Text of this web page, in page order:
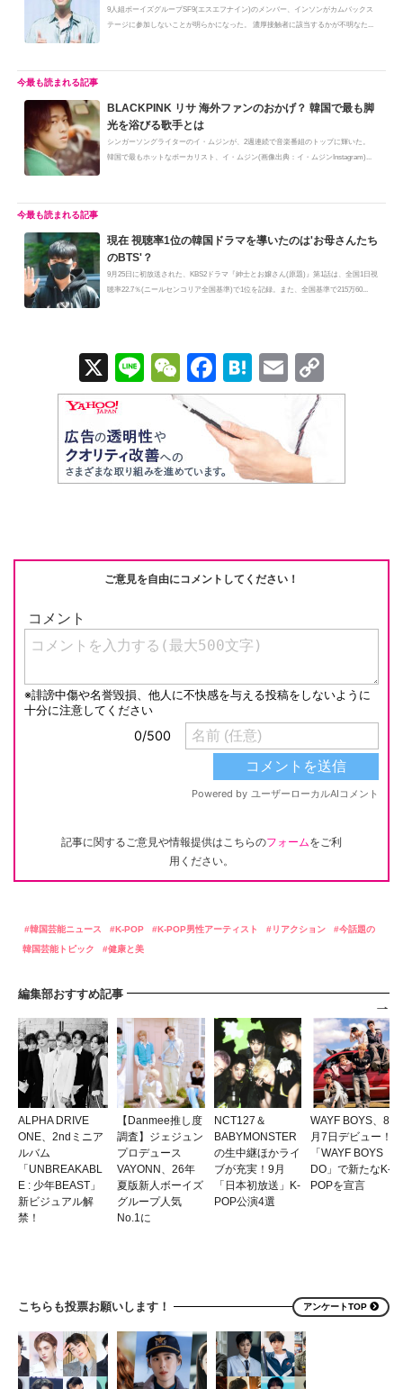
9人組ボーイズグループSF9(エスエフナイン)のメンバー、インソンがカムバックス
テージに参加しないことが明らかになった。 濃厚接触者に該当するかが不明なた...
BLACKPINK リサ 海外ファンのおかげ？ 韓国で最も脚
光を浴びる歌手とは
シンガーソングライターのイ・ムジンが、2週連続で音楽番組のトップに輝いた。
韓国で最もホットなボーカリスト、イ・ムジン(画像出典：イ・ムジンInstagram)...
現在 視聴率1位の韓国ドラマを導いたのは'お母さんたち
のBTS'？
9月25日に初放送された、KBS2ドラマ『紳士とお嬢さん(原題)』第1話は、全国1日視
聴率22.7％(ニールセンコリア全国基準)で1位を記録。また、全国基準で215万60...
X
Li
n
e
W
e
C
at
F
a
c
e
b
k
H
at
e
n
a
E
m
ail
o
Li
ご意見を自由にコメントしてください！
記事に関するご意見や情報提供はこちらのフォームをご利
用ください。
韓国芸能ニュース K-POP K-POP男性アーティスト リアクション
今話題の
韓国芸能トピック
健康と美
編集部おすすめ記事
ALPHA DRIVE
ONE、2ndミニア
ルバム
「UNBREAKABL
E : 少年BEAST」
新ビジュアル解
禁！
【Danmee推し度
調査】ジェジュン
プロデュース
VAYONN、26年
夏版新人ボーイズ
グループ人気
No.1に
NCT127＆
BABYMONSTER
の生中継ほかライ
ブが充実！9月
「日本初放送」K-
POP公演4選
WAYF BOYS、8
月7日デビュー！
「WAYF BOYS
DO」で新たなK-
POPを宣言
こちらも投票お願いします！ アンケートTOP